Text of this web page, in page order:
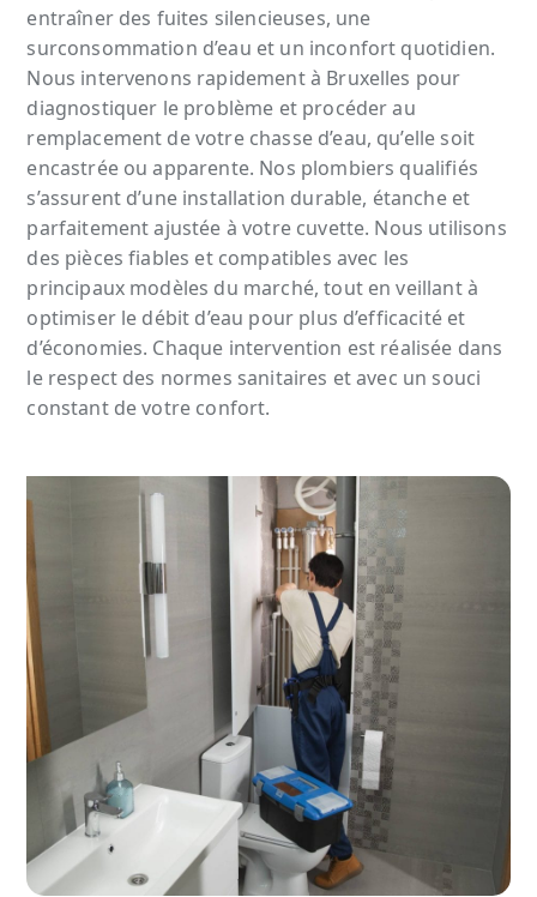
entraîner des fuites silencieuses, une
surconsommation d’eau et un inconfort quotidien.
Nous intervenons rapidement à Bruxelles pour
diagnostiquer le problème et procéder au
remplacement de votre chasse d’eau, qu’elle soit
encastrée ou apparente. Nos plombiers qualifiés
s’assurent d’une installation durable, étanche et
parfaitement ajustée à votre cuvette. Nous utilisons
des pièces fiables et compatibles avec les
principaux modèles du marché, tout en veillant à
optimiser le débit d’eau pour plus d’efficacité et
d’économies. Chaque intervention est réalisée dans
le respect des normes sanitaires et avec un souci
constant de votre confort.